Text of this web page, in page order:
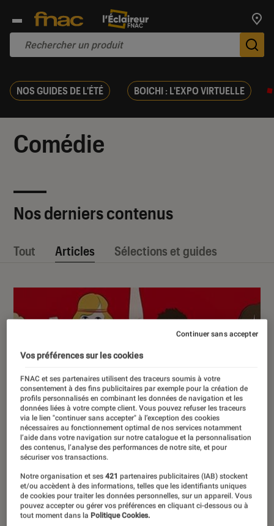
NOS GUIDES DE L'ÉTÉ BOICHI : L'EXPO VIRTUELLE
Comédie
Nos derniers contenus
Tout Articles Sélections et guides
Vos préférences sur les cookies
FNAC et ses partenaires utilisent des traceurs soumis à votre
consentement à des fins publicitaires par exemple pour la création de
profils personnalisés en combinant les données de navigation et les
données liées à votre compte client. Vous pouvez refuser les traceurs
via le lien "continuer sans accepter" à l’exception des cookies
nécessaires au fonctionnement optimal de nos services notamment
l’aide dans votre navigation sur notre catalogue et la personnalisation
des contenus, l’analyse des performances de notre site, et pour
sécuriser vos transactions.
Notre organisation et ses421 partenaires publicitaires (IAB) stockent
et/ou accèdent à des informations, telles que les identifiants uniques
de cookies pour traiter les données personnelles, sur un appareil. Vous
pouvez accepter ou gérer vos préférences en cliquant ci-dessous ou à
tout moment dans la Politique Cookies.
Continuer sans accepter